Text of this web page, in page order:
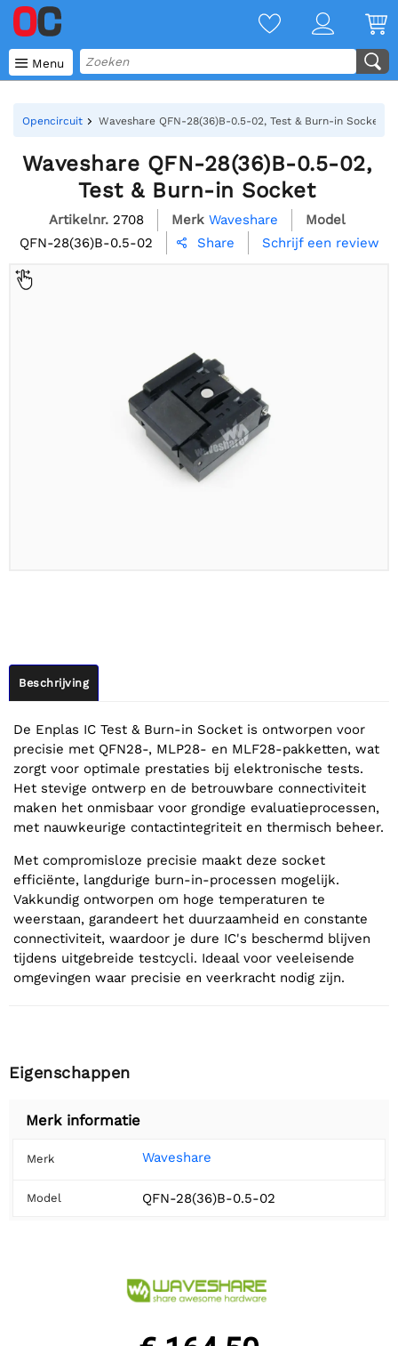
 Menu
Opencircuit Waveshare QFN-28(36)B-0.5-02, Test & Burn-in Socket
Waveshare QFN-28(36)B-0.5-02,
Test & Burn-in Socket
Artikelnr. 2708 Merk Waveshare
Model
QFN-28(36)B-0.5-02
 Share Schrijf een review
Beschrijving
De Enplas IC Test & Burn-in Socket is ontworpen voor
precisie met QFN28-, MLP28- en MLF28-pakketten, wat
zorgt voor optimale prestaties bij elektronische tests.
Het stevige ontwerp en de betrouwbare connectiviteit
maken het onmisbaar voor grondige evaluatieprocessen,
met nauwkeurige contactintegriteit en thermisch beheer.
Met compromisloze precisie maakt deze socket
efficiënte, langdurige burn-in-processen mogelijk.
Vakkundig ontworpen om hoge temperaturen te
weerstaan, garandeert het duurzaamheid en constante
connectiviteit, waardoor je dure IC's beschermd blijven
tijdens uitgebreide testcycli. Ideaal voor veeleisende
omgevingen waar precisie en veerkracht nodig zijn.
Eigenschappen
Merk informatie
Merk Waveshare
Model QFN-28(36)B-0.5-02